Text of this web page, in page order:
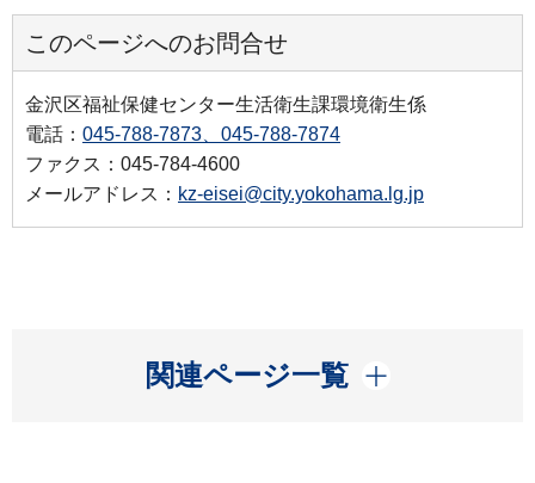
このページへのお問合せ
金沢区福祉保健センター生活衛生課環境衛生係
電話： 045-788-7873、045-788-7874
ファクス：045-784-4600
メールアドレス： kz-eisei@city.yokohama.lg.jp
関連ページ一覧
開く